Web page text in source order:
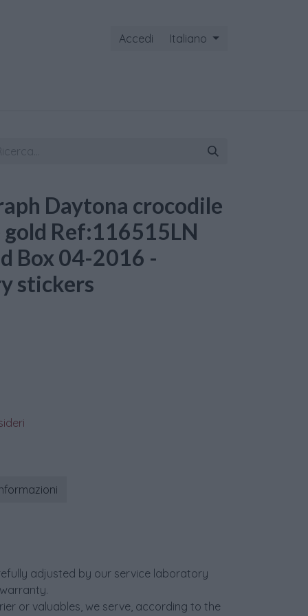
Accedi Italiano
Daytona crocodile
gold Ref:116515LN
Box 04-2016 -
stickers
adjusted by our service laboratory
or valuables, we serve, according to the